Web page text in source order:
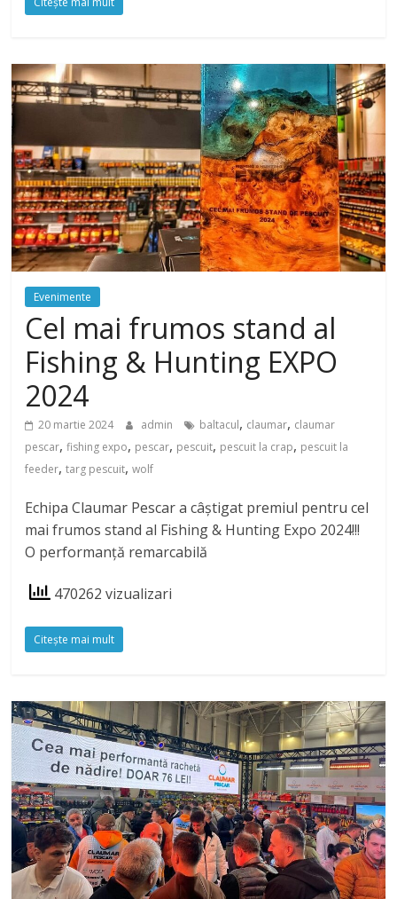
Evenimente
Cel mai frumos stand al
Fishing & Hunting EXPO
2024
20 martie 2024 admin baltacul, claumar, claumar
pescar,fishing expo, pescar, pescuit, pescuit la crap, pescuit la
feeder,targ pescuit,wolf
Echipa Claumar Pescar a câștigat premiul pentru cel
mai frumos stand al Fishing & Hunting Expo 2024!!!
O performanță remarcabilă
470262 vizualizari
Citeşte mai mult